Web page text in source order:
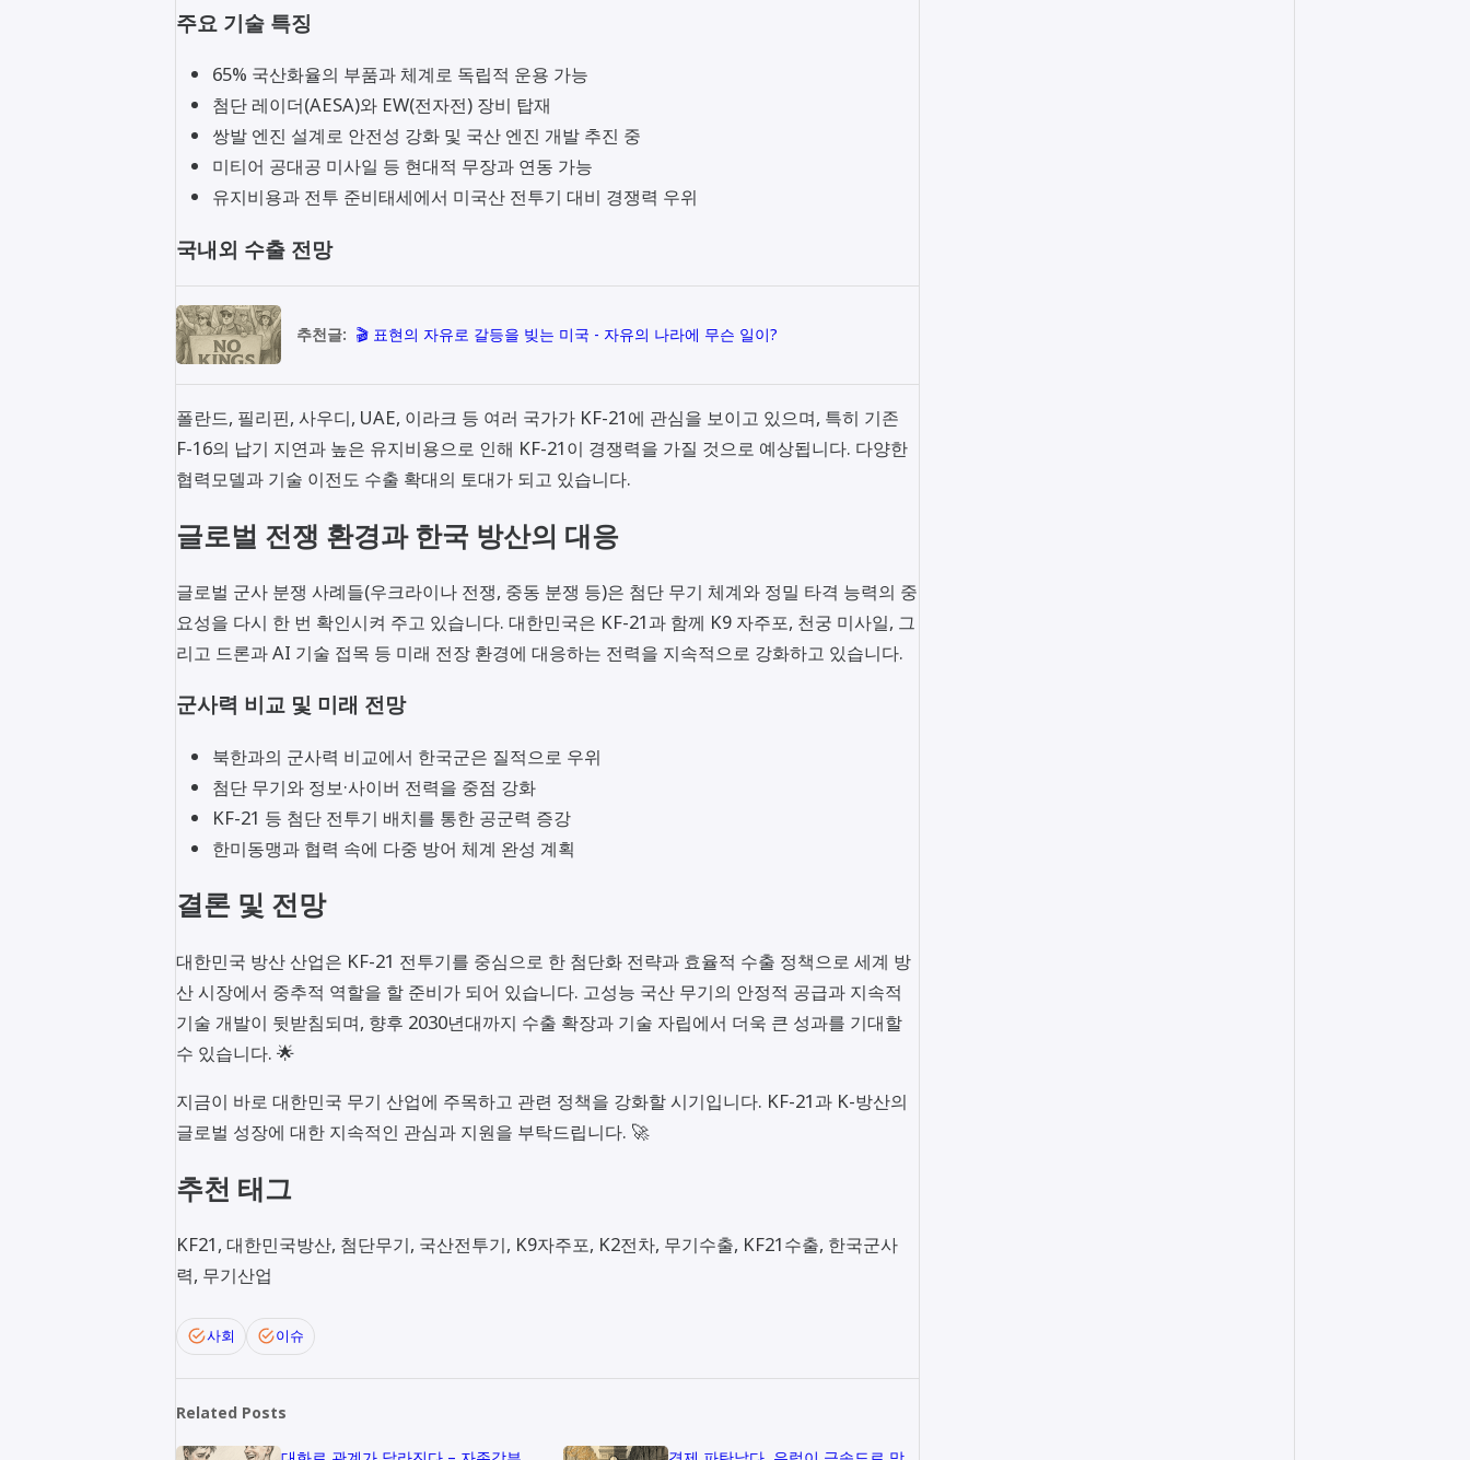
주요 기술 특징
65% 국산화율의 부품과 체계로 독립적 운용 가능
첨단 레이더(AESA)와 EW(전자전) 장비 탑재
쌍발 엔진 설계로 안전성 강화 및 국산 엔진 개발 추진 중
미티어 공대공 미사일 등 현대적 무장과 연동 가능
유지비용과 전투 준비태세에서 미국산 전투기 대비 경쟁력 우위
국내외 수출 전망
추천글: 🎬 표현의 자유로 갈등을 빚는 미국 - 자유의 나라에 무슨 일이?
폴란드, 필리핀, 사우디, UAE, 이라크 등 여러 국가가 KF-21에 관심을 보이고 있으며, 특히 기존
F-16의 납기 지연과 높은 유지비용으로 인해 KF-21이 경쟁력을 가질 것으로 예상됩니다. 다양한
협력모델과 기술 이전도 수출 확대의 토대가 되고 있습니다.
글로벌 전쟁 환경과 한국 방산의 대응
글로벌 군사 분쟁 사례들(우크라이나 전쟁, 중동 분쟁 등)은 첨단 무기 체계와 정밀 타격 능력의 중
요성을 다시 한 번 확인시켜 주고 있습니다. 대한민국은 KF-21과 함께 K9 자주포, 천궁 미사일, 그
리고 드론과 AI 기술 접목 등 미래 전장 환경에 대응하는 전력을 지속적으로 강화하고 있습니다.
군사력 비교 및 미래 전망
북한과의 군사력 비교에서 한국군은 질적으로 우위
첨단 무기와 정보·사이버 전력을 중점 강화
KF-21 등 첨단 전투기 배치를 통한 공군력 증강
한미동맹과 협력 속에 다중 방어 체계 완성 계획
결론 및 전망
대한민국 방산 산업은 KF-21 전투기를 중심으로 한 첨단화 전략과 효율적 수출 정책으로 세계 방
산 시장에서 중추적 역할을 할 준비가 되어 있습니다. 고성능 국산 무기의 안정적 공급과 지속적
기술 개발이 뒷받침되며, 향후 2030년대까지 수출 확장과 기술 자립에서 더욱 큰 성과를 기대할
수 있습니다. 🌟
지금이 바로 대한민국 무기 산업에 주목하고 관련 정책을 강화할 시기입니다. KF-21과 K-방산의
글로벌 성장에 대한 지속적인 관심과 지원을 부탁드립니다. 🚀
추천 태그
KF21, 대한민국방산, 첨단무기, 국산전투기, K9자주포, K2전차, 무기수출, KF21수출, 한국군사
력, 무기산업
사회 이슈
Related Posts